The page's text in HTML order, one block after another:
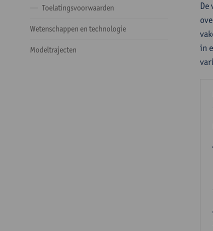
Toelatingsvoorwaarden
Wetenschappen en technologie
Modeltrajecten
De
in